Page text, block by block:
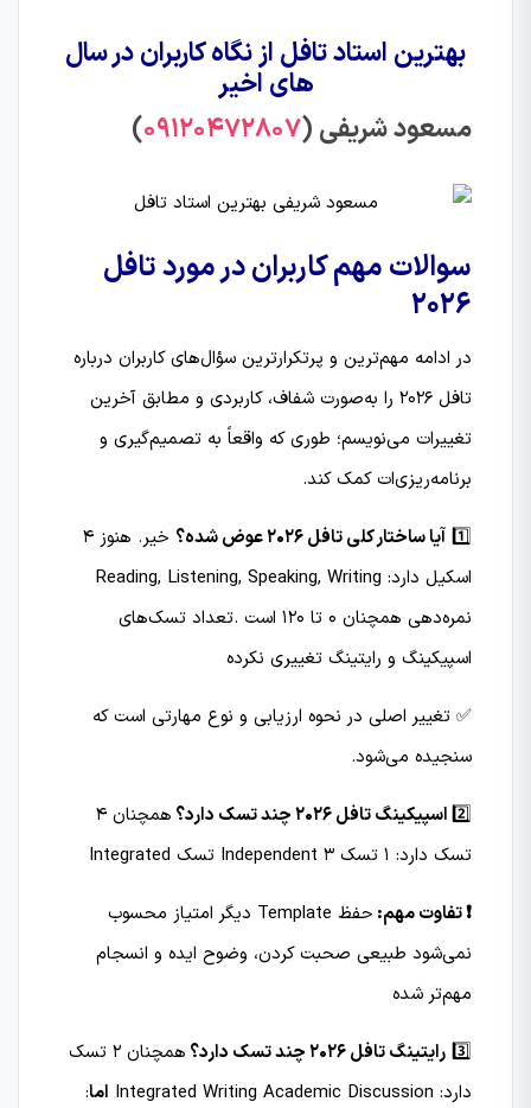
بهترین استاد تافل از نگاه کاربران در سال
های اخیر
مسعود شریفی (09120472807
)
سوالات مهم کاربران در مورد تافل
2026
در ادامه مهم‌ترین و پرتکرارترین سؤال‌های کاربران درباره
تافل 2026 را به‌صورت شفاف، کاربردی و مطابق آخرین
تغییرات می‌نویسم؛ طوری که واقعاً به تصمیم‌گیری و
برنامه‌ریزی‌ات کمک کند.
1️⃣ آیا ساختار کلی تافل 2026 عوض شده؟
خیر. هنوز 4
اسکیل دارد: Reading, Listening, Speaking, Writing
نمره‌دهی همچنان 0 تا 120 است .تعداد تسک‌های
اسپیکینگ و رایتینگ تغییری نکرده
✅ تغییر اصلی در نحوه ارزیابی و نوع مهارتی است که
سنجیده می‌شود.
2️⃣اسپیکینگ تافل 2026 چند تسک دارد؟
همچنان 4
تسک دارد: 1 تسک Independent 3 تسک Integrated
❗ تفاوت مهم:
حفظ Template دیگر امتیاز محسوب
نمی‌شود طبیعی صحبت کردن، وضوح ایده و انسجام
مهم‌تر شده
3️⃣ رایتینگ تافل 2026 چند تسک دارد؟
همچنان 2 تسک
دارد: Integrated Writing Academic Discussion
اما: